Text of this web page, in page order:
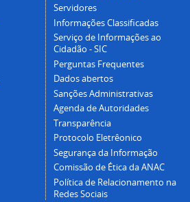
Servidores
Informações Classificadas
Serviço de Informações ao
Cidadão - SIC
Perguntas Frequentes
Dados abertos
Sanções Administrativas
Agenda de Autoridades
Transparência
Protocolo Eletrêonico
Segurança da Informação
Comissão de Ética da ANAC
Política de Relacionamento na
Redes Sociais